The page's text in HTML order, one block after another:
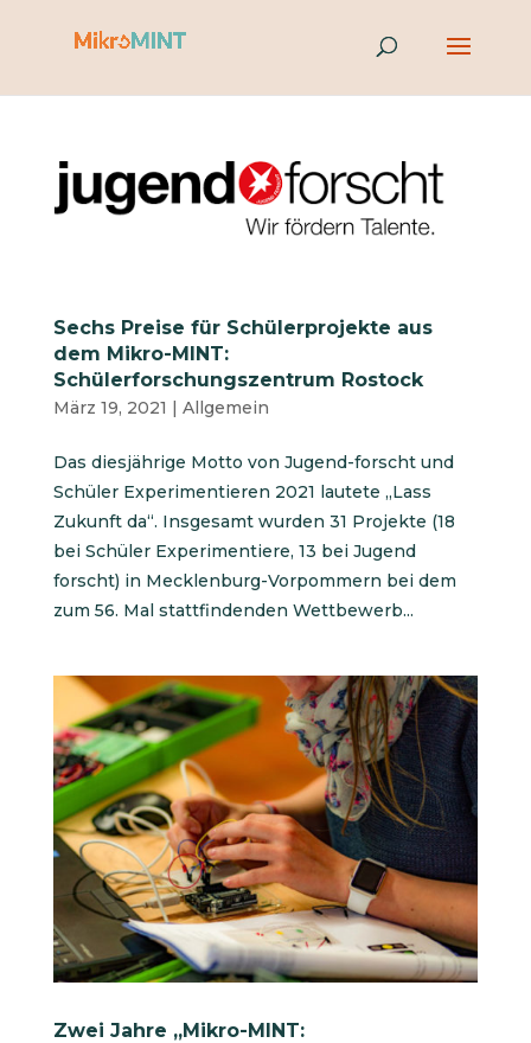
Sechs Preise für Schülerprojekte aus
dem Mikro-MINT:
Schülerforschungszentrum Rostock
März 19, 2021 Allgemein
Das diesjährige Motto von Jugend-forscht und
Schüler Experimentieren 2021 lautete „Lass
Zukunft da“. Insgesamt wurden 31 Projekte (18
bei Schüler Experimentiere, 13 bei Jugend
forscht) in Mecklenburg-Vorpommern bei dem
zum 56. Mal stattfindenden Wettbewerb...
Zwei Jahre „Mikro-MINT: